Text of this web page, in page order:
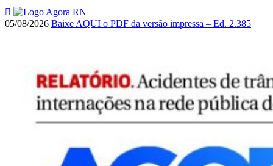
05/08/2026 Baixe AQUI o PDF da versão impressa – Ed. 2.385